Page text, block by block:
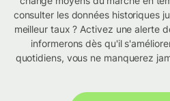
consulter les données historiques
meilleur taux ? Activez une alerte
informerons dès qu'il
quotidiens, vous ne manquerez